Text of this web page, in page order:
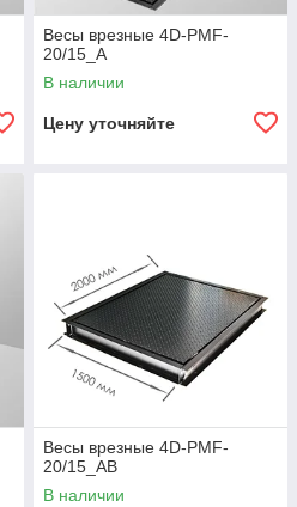
Весы врезные 4D-PMF-
20/15_A
В наличии
Цену уточняйте
Весы врезные 4D-PMF-
20/15_AВ
В наличии